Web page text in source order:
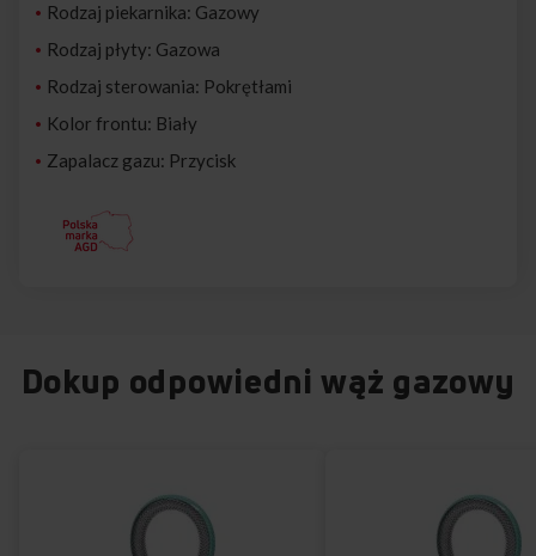
Rodzaj piekarnika: Gazowy
Rodzaj płyty: Gazowa
Rodzaj sterowania: Pokrętłami
Kolor frontu: Biały
Zapalacz gazu: Przycisk
Dokup odpowiedni wąż gazowy